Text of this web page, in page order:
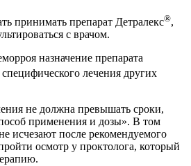
препарат Детралекс®,
с врачом.
назначение препарата
специфического лечения других
не должна превышать сроки,
применения и дозы». В том
исчезают после рекомендуемого
осмотр у проктолога, который